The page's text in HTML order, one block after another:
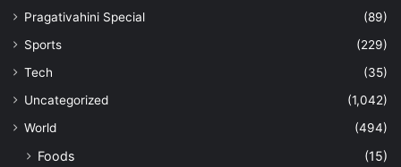
Pragativahini Special
(89)
Sports
(229)
Tech
(35)
Uncategorized
(1,042)
World
(494)
Foods
(15)